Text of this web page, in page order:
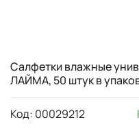
Салфетки влажные
ЛАЙМА, 50 штук в
Код: 00029212